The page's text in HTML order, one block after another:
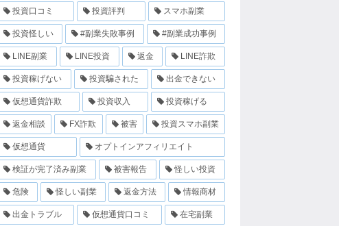
投資口コミ 投資評判 スマホ副業
投資怪しい #副業失敗事例 #副業成功事例
LINE副業 LINE投資 返金 LINE詐欺
投資稼げない 投資騙された 出金できない
仮想通貨詐欺 投資収入 投資稼げる
返金相談 FX詐欺 被害 投資スマホ副業
仮想通貨 オプトインアフィリエイト
検証が完了済み副業 被害報告 怪しい投資
危険 怪しい副業 返金方法 情報商材
出金トラブル 仮想通貨口コミ 在宅副業